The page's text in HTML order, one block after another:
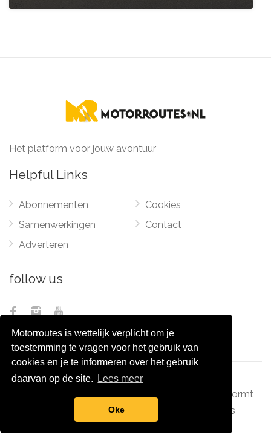
Motorroutes is wettelijk verplicht om je
toestemming te vragen voor het gebruik van
cookies en je te informeren over het gebruik
daarvan op de site.
Lees meer
Oke
Het platform voor jouw avontuur
Helpful Links
Abonnementen
Samenwerkingen
Adverteren
Cookies
Contact
follow us
vormt
grootverzet.nl Pixel Monsters